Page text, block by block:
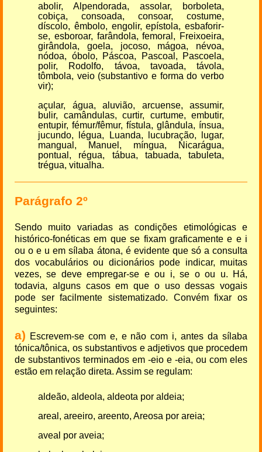
abolir, Alpendorada, assolar, borboleta,
cobiça, consoada, consoar, costume,
díscolo, êmbolo, engolir, epístola, esbaforir-
se, esboroar, farândola, femoral, Freixoeira,
girândola, goela, jocoso, mágoa, névoa,
nódoa, óbolo, Páscoa, Pascoal, Pascoela,
polir, Rodolfo, távoa, tavoada, távola,
tômbola, veio (substantivo e forma do verbo
vir);
açular, água, aluvião, arcuense, assumir,
bulir, camândulas, curtir, curtume, embutir,
entupir, fémur/fêmur, fístula, glândula, ínsua,
jucundo, légua, Luanda, lucubração, lugar,
mangual, Manuel, míngua, Nicarágua,
pontual, régua, tábua, tabuada, tabuleta,
trégua, vitualha.
Parágrafo 2º
Sendo muito variadas as condições etimológicas e
histórico-fonéticas em que se fixam graficamente e e i
ou o e u em sílaba átona, é evidente que só a consulta
dos vocabulários ou dicionários pode indicar, muitas
vezes, se deve empregar-se e ou i, se o ou u. Há,
todavia, alguns casos em que o uso dessas vogais
pode ser facilmente sistematizado. Convém fixar os
seguintes:
a) Escrevem-se com e, e não com i, antes da sílaba
tónica/tônica, os substantivos e adjetivos que procedem
de substantivos terminados em -eio e -eia, ou com eles
estão em relação direta. Assim se regulam:
aldeão, aldeola, aldeota por aldeia;
areal, areeiro, areento, Areosa por areia;
aveal por aveia;